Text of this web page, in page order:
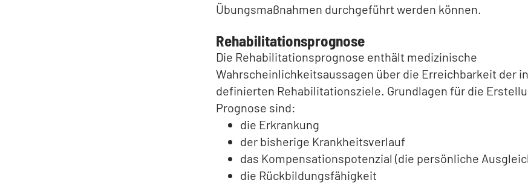
Übungsmaßnahmen durchgeführt werden können.
Rehabilitationsprognose
Die Rehabilitationsprognose enthält medizinische
Wahrscheinlichkeitsaussagen über die Erreichbarkeit der
definierten Rehabilitationsziele. Grundlagen für die
Prognose sind:
die Erkrankung
der bisherige Krankheitsverlauf
das Kompensationspotenzial (die persönliche
die Rückbildungsfähigkeit